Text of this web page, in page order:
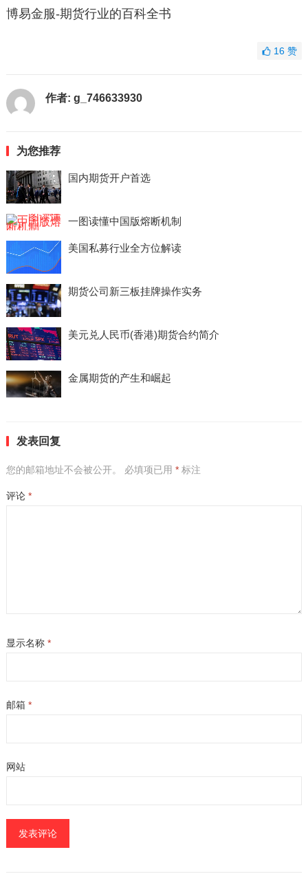
博易金服-期货行业的百科全书
16赞
作者: g_746633930
为您推荐
国内期货开户首选
一图读懂中国版熔断机制
美国私募行业全方位解读
期货公司新三板挂牌操作实务
美元兑人民币(香港)期货合约简介
金属期货的产生和崛起
发表回复
您的邮箱地址不会被公开。 必填项已用 *标注
评论 *
显示名称 *
邮箱 *
网站